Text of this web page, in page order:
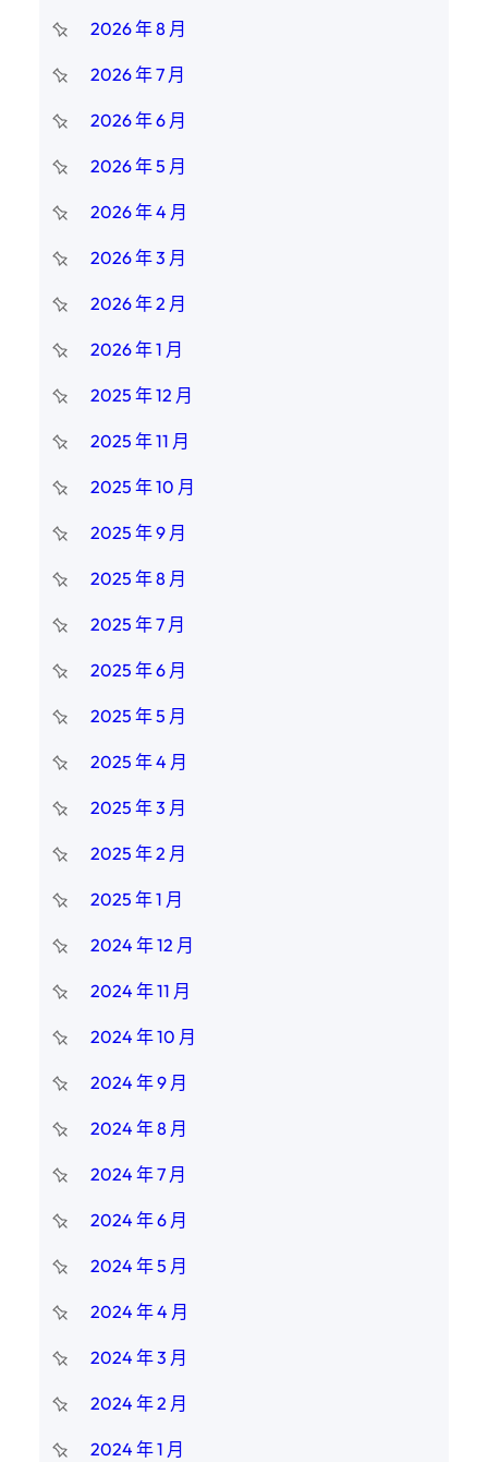
2026 年 8 月
2026 年 7 月
2026 年 6 月
2026 年 5 月
2026 年 4 月
2026 年 3 月
2026 年 2 月
2026 年 1 月
2025 年 12 月
2025 年 11 月
2025 年 10 月
2025 年 9 月
2025 年 8 月
2025 年 7 月
2025 年 6 月
2025 年 5 月
2025 年 4 月
2025 年 3 月
2025 年 2 月
2025 年 1 月
2024 年 12 月
2024 年 11 月
2024 年 10 月
2024 年 9 月
2024 年 8 月
2024 年 7 月
2024 年 6 月
2024 年 5 月
2024 年 4 月
2024 年 3 月
2024 年 2 月
2024 年 1 月